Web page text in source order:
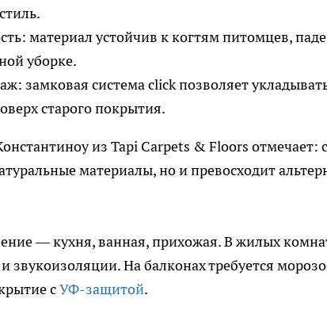
материал устойчив к когтям питомцев,
уборке.
замковая система click позволяет
старого покрытия.
из Tapi Carpets & Floors
материалы, но и превосходит
— кухня, ванная, прихожая. В жилых
звукоизоляции. На балконах требуется
сУФ-защитой.